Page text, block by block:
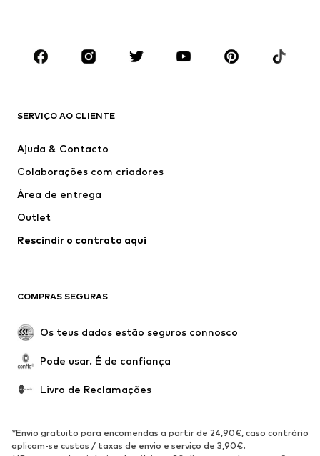
Acessórios
Premium
Novidades
T-shirts e Tops
Casacos
Pullovers e Malhas
Roupa interior
Sobretudos
Roupa de banho
Ocasiões
Upcycling
SAPATOS
Novidades
altos
SERVIÇO AO CLIENTE
Ajuda & Contacto
Colaborações com criadores
Área de entrega
Outlet
Rescindir o contrato aqui
COMPRAS SEGURAS
Os teus dados estão seguros connosco
Pode usar. É de confiança
Livro de Reclamações
*Envio gratuito para encomendas a partir de 24,90€, caso contrário
aplicam-se custos / taxas de envio e serviço de 3,90€.